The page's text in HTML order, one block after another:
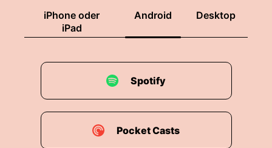
iPhone oder
iPad
Android Desktop
Spotify
Pocket Casts